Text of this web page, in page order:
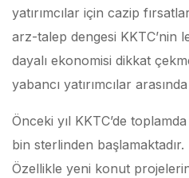
yatırımcılar için cazip
arz-talep dengesi KKTC’nin
dayalı ekonomisi dikkat
yabancı yatırımcılar
Önceki yıl KKTC’de
bin sterlinden
Özellikle yeni konut